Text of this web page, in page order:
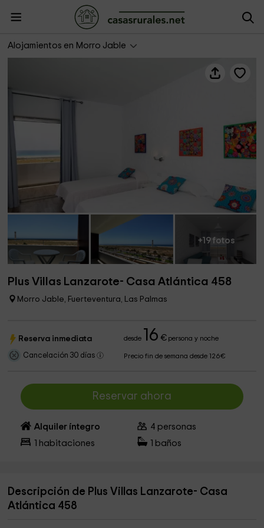
Alojamientos en Morro Jable
Plus Villas Lanzarote- Casa Atlántica 458
+19 fotos
Plus Villas Lanzarote- Casa Atlántica 458
Morro Jable, Fuerteventura, Las Palmas
Reserva inmediata desde 16 €persona y noche
Cancelación 30 días Precio fin de semana desde 126€
Reservar ahora
Alquiler íntegro 4 personas
habitaciones baños
Descripción de Plus Villas Lanzarote- Casa
Atlántica 458